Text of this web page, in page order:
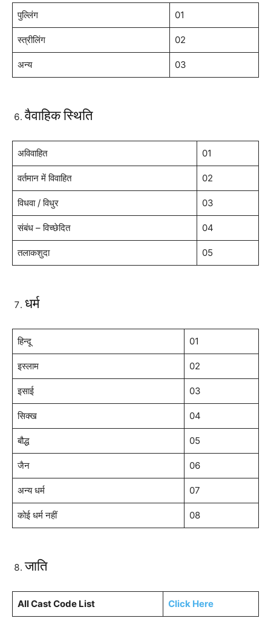
पुल्लिंग 01
स्त्रीलिंग 02
अन्य 03
वैवाहिक स्थिति
अविवाहित 01
वर्तमान में विवाहित 02
विधवा / विधुर 03
संबंध – विच्छेदित 04
तलाकशुदा 05
धर्म
हिन्दू 01
इस्लाम 02
इसाई 03
सिक्ख 04
बौद्ध 05
जैन 06
अन्य धर्म 07
कोई धर्म नहीं 08
जाति
All Cast Code List Click Here